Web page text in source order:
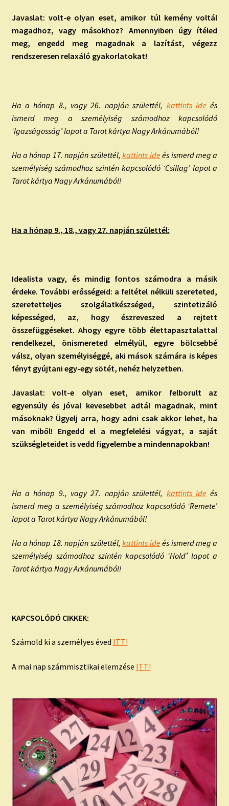
Javaslat: volt-e olyan eset, amikor túl kemény voltál
magadhoz, vagy másokhoz? Amennyiben úgy ítéled
meg, engedd meg magadnak a lazítást, végezz
rendszeresen relaxáló gyakorlatokat!
Ha a hónap 8., vagy 26. napján születtél, kattints ide és
ismerd meg a személyiség számodhoz kapcsolódó
‘Igazságosság’ lapot a Tarot kártya Nagy Arkánumából!
Ha a hónap 17. napján születtél,kattints ide és ismerd meg a
személyiség számodhoz szintén kapcsolódó ‘Csillag’ lapot a
Tarot kártya Nagy Arkánumából!
Ha a hónap 9., 18., vagy 27. napján születtél:
Idealista vagy, és mindig fontos számodra a másik
érdeke. További erősségeid: a feltétel nélküli szereteted,
szeretetteljes szolgálatkészséged, szintetizáló
képességed, az, hogy észreveszed a rejtett
összefüggéseket. Ahogy egyre több élettapasztalattal
rendelkezel, önismereted elmélyül, egyre bölcsebbé
válsz, olyan személyiséggé, aki mások számára is képes
fényt gyújtani egy-egy sötét, nehéz helyzetben.
Javaslat: volt-e olyan eset, amikor felborult az
egyensúly és jóval kevesebbet adtál magadnak, mint
másoknak? Ügyelj arra, hogy adni csak akkor lehet, ha
van miből! Engedd el a megfelelési vágyat, a saját
szükségleteidet is vedd figyelembe a mindennapokban!
Ha a hónap 9., vagy 27. napján születtél, kattints ide és
ismerd meg a személyiség számodhoz kapcsolódó ‘Remete’
lapot a Tarot kártya Nagy Arkánumából!
Ha a hónap 18. napján születtél,kattints ide és ismerd meg a
személyiség számodhoz szintén kapcsolódó ‘Hold’ lapot a
Tarot kártya Nagy Arkánumából!
KAPCSOLÓDÓ CIKKEK:
Számold ki a személyes éved ITT!
A mai nap számmisztikai elemzése ITT!